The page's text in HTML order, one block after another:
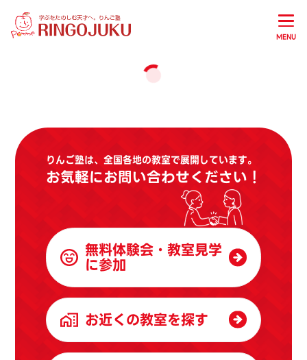
MENU
りんご塾は、全国各地の教室で展開しています。
お気軽にお問い合わせください！
無料体験会・教室見学
に参加
お近くの教室を探す